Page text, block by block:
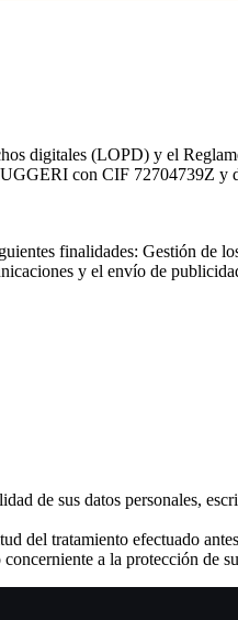
digitales (LOPD) y el
con CIF 72704739Z y
finalidades: Gestión de
y el envío de
de sus datos personales,
del tratamiento efectuado
a la protección de